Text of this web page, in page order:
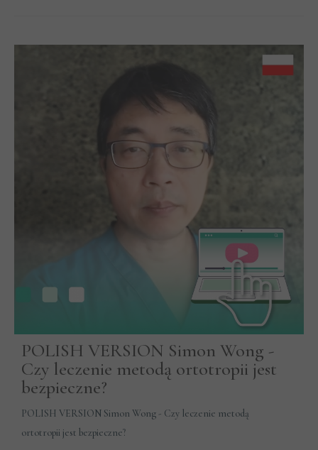
POLISH VERSION Simon Wong -
Czy leczenie metodą ortotropii jest
bezpieczne?
POLISH VERSION Simon Wong - Czy leczenie metodą
ortotropii jest bezpieczne?